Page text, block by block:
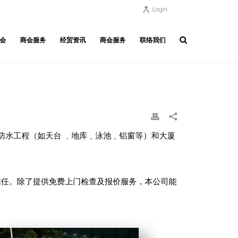
Login
商会服务 经贸资讯 商会服务 联络我们
工程（如天台 ﹑地库﹑泳池﹑铝窗等）和大厦
。除了提供免费上门检查及报价服务，本公司能